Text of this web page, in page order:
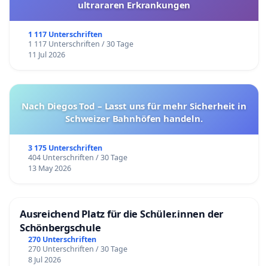
ultrararen Erkrankungen
1 117 Unterschriften
1 117 Unterschriften / 30 Tage
11 Jul 2026
Nach Diegos Tod – Lasst uns für mehr Sicherheit in
Schweizer Bahnhöfen handeln.
3 175 Unterschriften
404 Unterschriften / 30 Tage
13 May 2026
Ausreichend Platz für die Schüler.innen der
Schönbergschule
270 Unterschriften
270 Unterschriften / 30 Tage
8 Jul 2026